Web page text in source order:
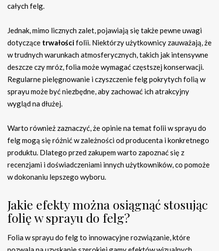
całych felg.
Jednak, mimo licznych zalet, pojawiają się także pewne uwagi
dotyczące trwałościfolii. Niektórzy użytkownicy zauważają, że
w trudnych warunkach atmosferycznych, takich jak intensywne
deszcze czy mróz, folia może wymagać częstszej konserwacji.
Regularne pielęgnowanie i czyszczenie felg pokrytych folią w
sprayu może być niezbędne, aby zachować ich atrakcyjny
wygląd na dłużej.
Warto również zaznaczyć, że opinie na temat folii w sprayu do
felg mogą się różnić w zależności od producenta i konkretnego
produktu. Dlatego przed zakupem warto zapoznać się z
recenzjami i doświadczeniami innych użytkowników, co pomoże
w dokonaniu lepszego wyboru.
Jakie efekty można osiągnąć stosując
folię w sprayu do felg?
Folia w sprayu do felg to innowacyjne rozwiązanie, które